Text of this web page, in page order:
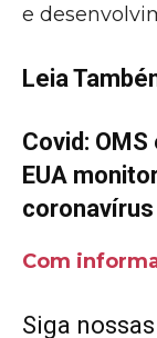
e
Leia
Covid:
EUA
coronavírus
Com
Siga